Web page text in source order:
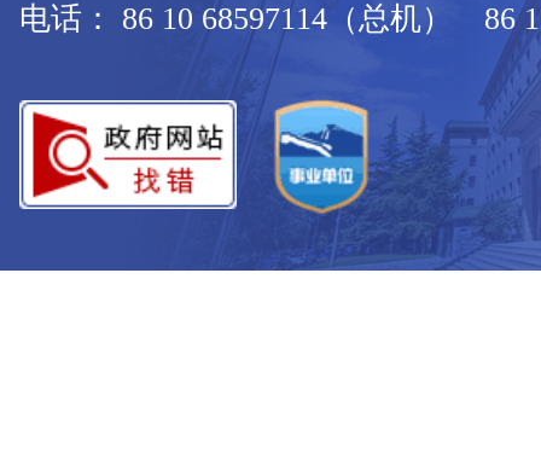
电话： 86 10 68597114（总机） 86